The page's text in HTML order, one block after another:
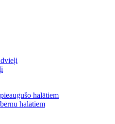
halātiem
halātiem